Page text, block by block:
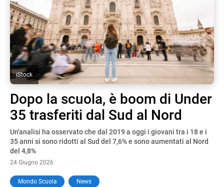
iStock
Dopo la scuola, è boom di Under
35 trasferiti dal Sud al Nord
Un'analisi ha osservato che dal 2019 a oggi i giovani tra i 18 e i
35 anni si sono ridotti al Sud del 7,6% e sono aumentati al Nord
del 4,8%
24 Giugno 2026
Mondo Scuola News